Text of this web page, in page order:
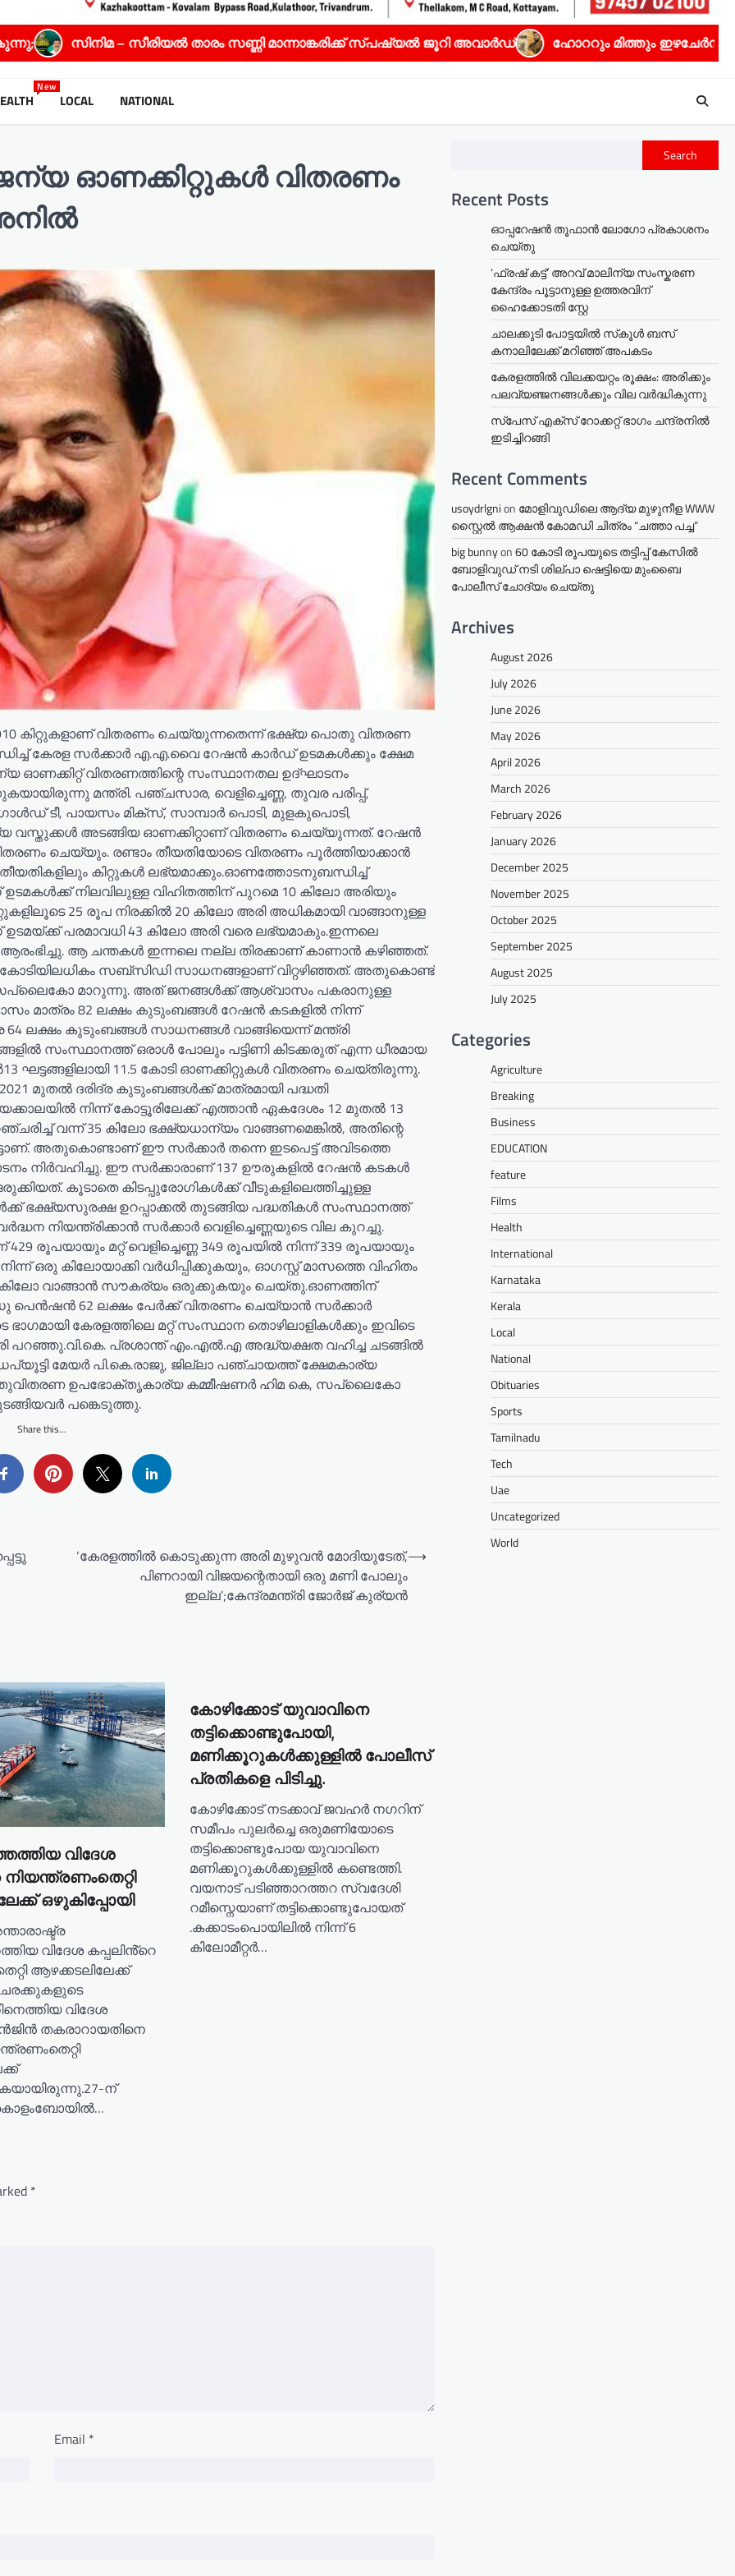
താരം സണ്ണി മാന്നാങ്കരിക്ക് സ്പഷ്യൽ ജൂറി അവാർഡ് ഹോററും മിത്തും ഇഴചേർന്ന ധ്യാൻ ശ്രീനിവാസൻ്റെ
New
LOCAL NATIONAL
ഓണക്കിറ്റുകൾ വിതരണം
കിറ്റുകളാണ് വിതരണം ചെയ്യുന്നതെന്ന് ഭക്ഷ്യ പൊതു വിതരണ
കേരള സർക്കാർ എ.എ.വൈ റേഷൻ കാർഡ് ഉടമകൾക്കും ക്ഷേമ
വിതരണത്തിന്റെ സംസ്ഥാനതല ഉദ്ഘാടനം
മന്ത്രി. പഞ്ചസാര, വെളിച്ചെണ്ണ, തുവര പരിപ്പ്,
ടീ, പായസം മിക്സ്, സാമ്പാർ പൊടി, മുളകുപൊടി,
വസ്തുക്കൾ അടങ്ങിയ ഓണക്കിറ്റാണ് വിതരണം ചെയ്യുന്നത്. റേഷൻ
ചെയ്യും. രണ്ടാം തീയതിയോടെ വിതരണം പൂർത്തിയാക്കാൻ
തീയതികളിലും കിറ്റുകൾ ലഭ്യമാക്കും.ഓണത്തോടനുബന്ധിച്ച്
നിലവിലുള്ള വിഹിതത്തിന് പുറമെ 10 കിലോ അരിയും
25 രൂപ നിരക്കിൽ 20 കിലോ അരി അധികമായി വാങ്ങാനുള്ള
പരമാവധി 43 കിലോ അരി വരെ ലഭ്യമാകും.ഇന്നലെ
ആ ചന്തകൾ ഇന്നലെ നല്ല തിരക്കാണ് കാണാൻ കഴിഞ്ഞത്.
കോടിയിലധികം സബ്‌സിഡി സാധനങ്ങളാണ് വിറ്റഴിഞ്ഞത്. അതുകൊണ്ട്
സപ്ലൈകോ മാറുന്നു. അത് ജനങ്ങൾക്ക് ആശ്വാസം പകരാനുള്ള
മാത്രം 82 ലക്ഷം കുടുംബങ്ങൾ റേഷൻ കടകളിൽ നിന്ന്
ലക്ഷം കുടുംബങ്ങൾ സാധനങ്ങൾ വാങ്ങിയെന്ന് മന്ത്രി
സംസ്ഥാനത്ത് ഒരാൾ പോലും പട്ടിണി കിടക്കരുത് എന്ന ധീരമായ
11.5 കോടി ഓണക്കിറ്റുകൾ വിതരണം ചെയ്തിരുന്നു.
മുതൽ ദരിദ്ര കുടുംബങ്ങൾക്ക് മാത്രമായി പദ്ധതി
നിന്ന് കോട്ടൂരിലേക്ക് എത്താൻ ഏകദേശം 12 മുതൽ 13
വന്ന് 35 കിലോ ഭക്ഷ്യധാന്യം വാങ്ങണമെങ്കിൽ, അതിന്റെ
അതുകൊണ്ടാണ് ഈ സർക്കാർ തന്നെ ഇടപെട്ട് അവിടത്തെ
നിർവഹിച്ചു. ഈ സർക്കാരാണ് 137 ഊരുകളിൽ റേഷൻ കടകൾ
കൂടാതെ കിടപ്പുരോഗികൾക്ക് വീടുകളിലെത്തിച്ചുള്ള
ഭക്ഷ്യസുരക്ഷ ഉറപ്പാക്കൽ തുടങ്ങിയ പദ്ധതികൾ സംസ്ഥാനത്ത്
നിയന്ത്രിക്കാൻ സർക്കാർ വെളിച്ചെണ്ണയുടെ വില കുറച്ചു.
രൂപയായും മറ്റ് വെളിച്ചെണ്ണ 349 രൂപയിൽ നിന്ന് 339 രൂപയായും
ഒരു കിലോയാക്കി വർധിപ്പിക്കുകയും, ഓഗസ്റ്റ് മാസത്തെ വിഹിതം
2 കിലോ വാങ്ങാൻ സൗകര്യം ഒരുക്കുകയും ചെയ്തു.ഓണത്തിന്
പെൻഷൻ 62 ലക്ഷം പേർക്ക് വിതരണം ചെയ്യാൻ സർക്കാർ
കേരളത്തിലെ മറ്റ് സംസ്ഥാന തൊഴിലാളികൾക്കും ഇവിടെ
പറഞ്ഞു.വി.കെ. പ്രശാന്ത് എം.എൽ.എ അദ്ധ്യക്ഷത വഹിച്ച ചടങ്ങിൽ
മേയർ പി.കെ.രാജു, ജില്ലാ പഞ്ചായത്ത് ക്ഷേമകാര്യ
പൊതുവിതരണ ഉപഭോക്തൃകാര്യ കമ്മീഷണർ ഹിമ കെ, സപ്ലൈകോ
പങ്കെടുത്തു.
Share this...
‘കേരളത്തിൽ കൊടുക്കുന്ന അരി മുഴുവന്‍ മോദിയുടേത്,
പിണറായി വിജയന്റെതായി ഒരു മണി പോലും
ഇല്ല’;കേന്ദ്രമന്ത്രി ജോര്‍ജ് കുര്യന്‍
⟶
വിദേശ
നിയന്ത്രണംതെറ്റി
ഒഴുകിപ്പോയി
വിദേശ കപ്പലിൻ്റെ
ആഴക്കടലിലേക്ക്
വിദേശ
തകരാറായതിനെ
ന്
കോഴിക്കോട് യുവാവിനെ
തട്ടിക്കൊണ്ടുപോയി,
മണിക്കൂറുകൾക്കുള്ളിൽ പോലീസ്
പ്രതികളെ പിടിച്ചു.
കോഴിക്കോട് നടക്കാവ് ജവഹർ നഗറിന്
സമീപം പുലർച്ചെ ഒരുമണിയോടെ
തട്ടിക്കൊണ്ടുപോയ യുവാവിനെ
മണിക്കൂറുകൾക്കുള്ളിൽ കണ്ടെത്തി.
വയനാട് പടിഞ്ഞാറത്തറ സ്വദേശി
റമീസ്നെയാണ് തട്ടിക്കൊണ്ടുപോയത്
.കക്കാടംപൊയിലിൽ നിന്ന് 6
കിലോമീറ്റർ…
*
Email *
Search
Recent Posts
ഓപ്പറേഷൻ തൂഫാൻ ലോഗോ പ്രകാശനം
ചെയ്തു
‘ഫ്രഷ് കട്ട്’ അറവ് മാലിന്യ സംസ്കരണ
കേന്ദ്രം പൂട്ടാനുള്ള ഉത്തരവിന്
ഹൈക്കോടതി സ്റ്റേ
ചാലക്കുടി പോട്ടയിൽ സ്‌കൂൾ ബസ്
കനാലിലേക്ക് മറിഞ്ഞ് അപകടം
കേരളത്തില്‍ വിലക്കയറ്റം രൂക്ഷം: അരിക്കും
പലവ്യഞ്ജനങ്ങള്‍ക്കും വില വർദ്ധികുന്നു
സ്‌പേസ് എക്‌സ് റോക്കറ്റ് ഭാഗം ചന്ദ്രനില്‍
ഇടിച്ചിറങ്ങി
Recent Comments
usoydrlgnion മോളിവുഡിലെ ആദ്യ മുഴുനീള WWW
സ്റ്റൈൽ ആക്ഷൻ കോമഡി ചിത്രം “ചത്താ പച്ച”
big bunnyon60 കോടി രൂപയുടെ തട്ടിപ്പ് കേസിൽ
ബോളിവുഡ് നടി ശില്പാ ഷെട്ടിയെ മുംബൈ
പോലീസ് ചോദ്യം ചെയ്തു
Archives
August 2026
July 2026
June 2026
May 2026
April 2026
March 2026
February 2026
January 2026
December 2025
November 2025
October 2025
September 2025
August 2025
July 2025
Categories
Agriculture
Breaking
Business
EDUCATION
feature
Films
Health
International
Karnataka
Kerala
Local
National
Obituaries
Sports
Tamilnadu
Tech
Uae
Uncategorized
World